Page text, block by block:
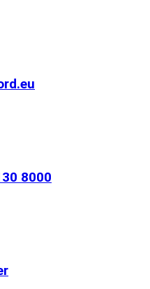
8000